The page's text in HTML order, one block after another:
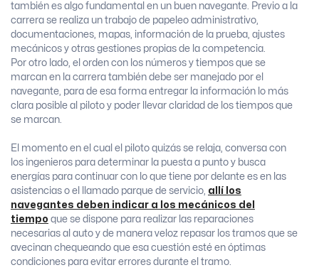
también es algo fundamental en un buen navegante. Previo a la
carrera se realiza un trabajo de papeleo administrativo,
documentaciones, mapas, información de la prueba, ajustes
mecánicos y otras gestiones propias de la competencia.
Por otro lado, el orden con los números y tiempos que se
marcan en la carrera también debe ser manejado por el
navegante, para de esa forma entregar la información lo más
clara posible al piloto y poder llevar claridad de los tiempos que
se marcan.
El momento en el cual el piloto quizás se relaja, conversa con
los ingenieros para determinar la puesta a punto y busca
energías para continuar con lo que tiene por delante es en las
asistencias o el llamado parque de servicio, allí los
navegantes deben indicar a los mecánicos del
tiempo que se dispone para realizar las reparaciones
necesarias al auto y de manera veloz repasar los tramos que se
avecinan chequeando que esa cuestión esté en óptimas
condiciones para evitar errores durante el tramo.